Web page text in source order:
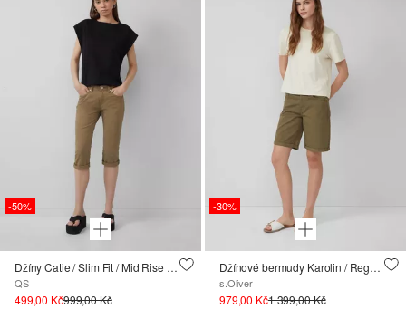
-50%
Džíny Catie / Slim Fit / Mid Rise / capri délka
QS
499,00 Kč999,00 Kč
-30%
Džínové bermudy Karolin / Regular Fit / Mid Rise
s.Oliver
979,00 Kč1 399,00 Kč